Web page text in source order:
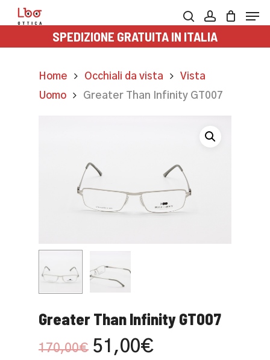
Skip
to
searchaccount
SPEDIZIONE GRATUITA IN ITALIA
Home Occhiali da vista
Vista
Uomo
Greater Than Infinity GT007
Greater Than Infinity GT007
170,00€ Il
51,00€Il